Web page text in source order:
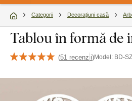
Categorii Decorațiuni casă
Tablou în formă de
(51 recenzii)Model: BD-